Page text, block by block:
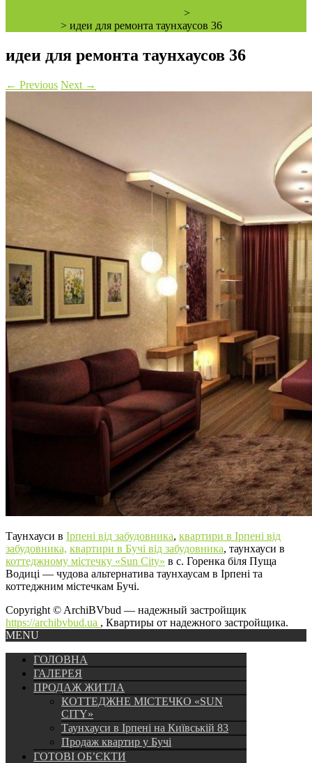
>
> идеи для ремонта таунхаусов 36
идеи для ремонта таунхаусов 36
← Previous Next →
Таунхауси в Ірпені від забудовника, квартири в Ірпені від
забудовника, квартири в Бучі від забудовника, таунхауси в
коттеджному містечку «Sun City» в с. Горенка біля Пуща
Водиці — чудова альтернатива таунхаусам в Ірпені та
коттеджним містечкам Бучі.
Copyright © ArchiBVbud — надежный застройщик
https://archibvbud.ua , Квартиры от надежного застройщика.
MENU
ГОЛОВНА
ГАЛЕРЕЯ
ПРОДАЖ ЖИТЛА
КОТТЕДЖНЕ МІСТЕЧКО «SUN
CITY»
Таунхауси в Ірпені на Київській 83
Продаж квартир у Бучі
ГОТОВІ ОБ’ЄКТИ